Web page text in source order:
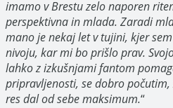
imamo v Brestu zelo naporen
perspektivna in mlada. Zaradi
mano je nekaj let v tujini, kjer
nivoju, kar mi bo prišlo prav.
lahko z izkušnjami fantom
pripravljenosti, se dobro
res dal od sebe maksimum.“